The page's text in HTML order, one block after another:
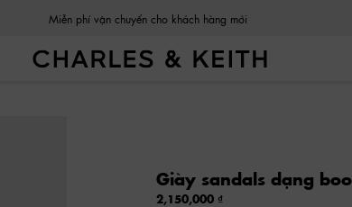
Miễn phí vận chuyển cho khách hàng mới
Giày sandals dạng
2,150,000